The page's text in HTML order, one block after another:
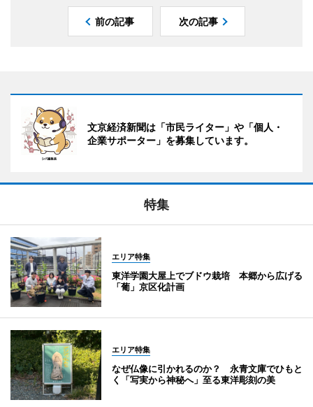
前の記事 次の記事
文京経済新聞は「市民ライター」や「個人・
企業サポーター」を募集しています。
特集
エリア特集
東洋学園大屋上でブドウ栽培 本郷から広げる
「葡」京区化計画
エリア特集
なぜ仏像に引かれるのか？ 永青文庫でひもと
く「写実から神秘へ」至る東洋彫刻の美